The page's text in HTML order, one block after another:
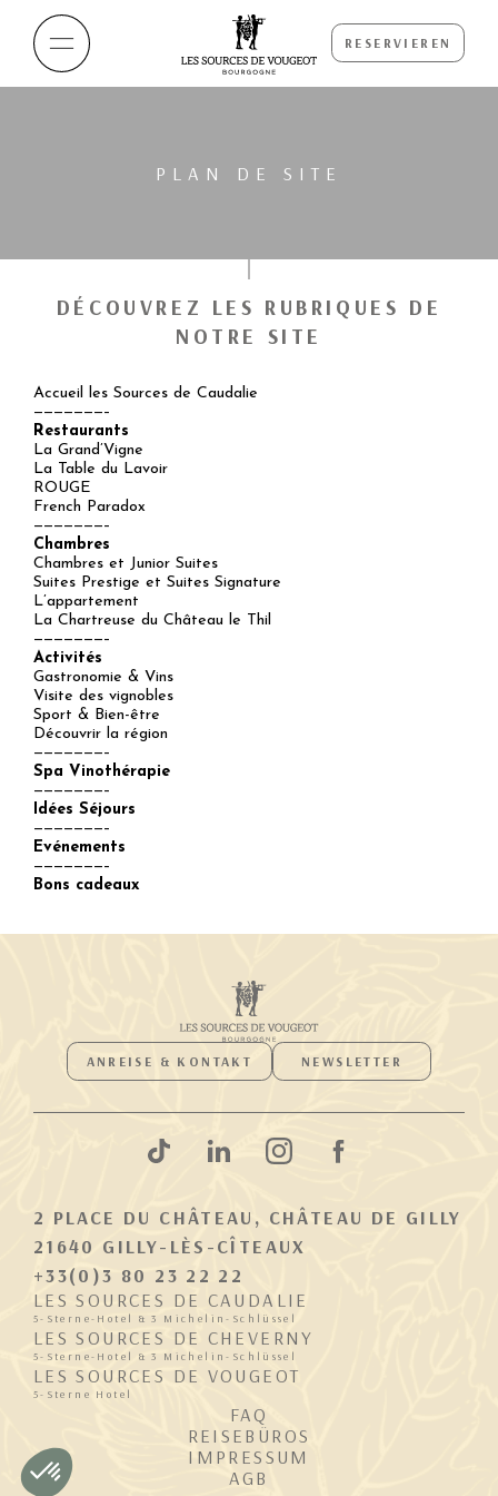
RESERVIEREN
PLAN DE SITE
DÉCOUVREZ LES RUBRIQUES DE
NOTRE SITE
Accueil les Sources de Caudalie
———————–
Restaurants
La Grand’Vigne
La Table du Lavoir
ROUGE
French Paradox
———————–
Chambres
Chambres et Junior Suites
Suites Prestige et Suites Signature
L’appartement
La Chartreuse du Château le Thil
———————–
Activités
Gastronomie & Vins
Visite des vignobles
Sport & Bien-être
Découvrir la région
———————–
Spa Vinothérapie
———————–
Idées Séjours
———————–
Evénements
———————–
Bons cadeaux
ANREISE & KONTAKT NEWSLETTER
2 PLACE DU CHÂTEAU, CHÂTEAU DE GILLY
21640 GILLY-LÈS-CÎTEAUX
+33(0)3 80 23 22 22
LES SOURCES DE CAUDALIE
5-Sterne-Hotel & 3 Michelin-Schlüssel
LES SOURCES DE CHEVERNY
5-Sterne-Hotel & 3 Michelin-Schlüssel
LES SOURCES DE VOUGEOT
5-Sterne Hotel
FAQ
REISEBÜROS
IMPRESSUM
AGB